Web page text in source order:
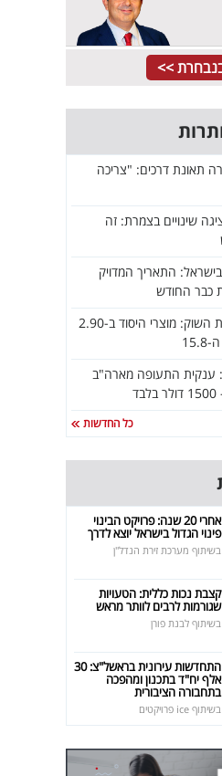
>>
תאונת דרכים: "צריכה
שינויים בצמרת: זה
התאריך המדויק
רמי לוי שובר את השוק: מוצרי היסוד ב-2.90
ענקית התעופה מארה"ב
כל החדשות
אחרי 20 שנה: פרויקט הבינוי
פינוי הגדול בישראל יוצא לדרך
בשיתוף מערכת זירת הנדל"ן
קצבת נכות כללית: הטעויות
שגורמות לרבים לוותר מראש
בשיתוף לבנת פורן
התחדשות עירונית בראשל"צ: 30
אלף יח"ד בתכנון ומהפכה
בתחבורה הציבורית
בשיתוף ice פרויקטים